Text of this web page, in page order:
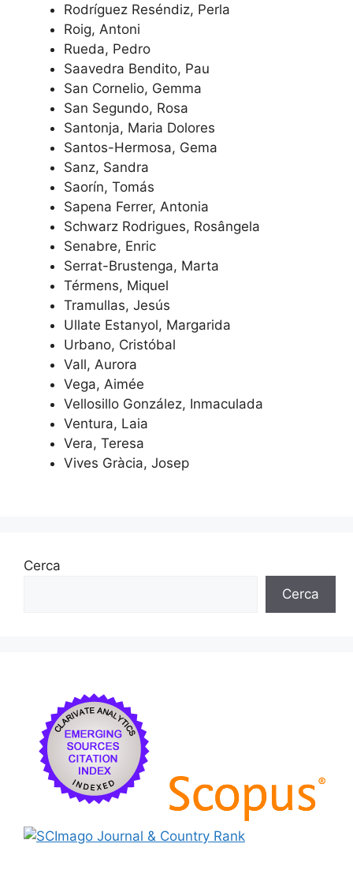
Rodríguez Reséndiz, Perla
Roig, Antoni
Rueda, Pedro
Saavedra Bendito, Pau
San Cornelio, Gemma
San Segundo, Rosa
Santonja, Maria Dolores
Santos-Hermosa, Gema
Sanz, Sandra
Saorín, Tomás
Sapena Ferrer, Antonia
Schwarz Rodrigues, Rosângela
Senabre, Enric
Serrat-Brustenga, Marta
Térmens, Miquel
Tramullas, Jesús
Ullate Estanyol, Margarida
Urbano, Cristóbal
Vall, Aurora
Vega, Aimée
Vellosillo González, Inmaculada
Ventura, Laia
Vera, Teresa
Vives Gràcia, Josep
Cerca
Cerca